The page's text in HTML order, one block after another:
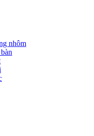
nhôm